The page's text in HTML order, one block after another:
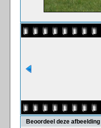
Beoordeel deze afbeelding